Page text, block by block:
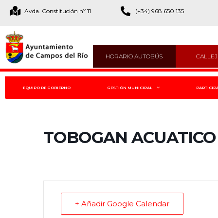
Avda. Constitución nº 11 (+34) 968 650 135
HORARIO AUTOBÚS
EQUIPO DE GOBIERNO GESTIÓN MUNICIPAL
TOBOGAN
+ Añadir Google Calendar